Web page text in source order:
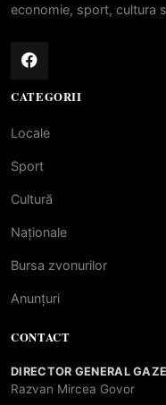
economie, sport, cultura
CATEGORII
Locale
Sport
Cultură
Naționale
Bursa zvonurilor
Anunțuri
CONTACT
DIRECTOR GENERAL
Razvan Mircea Govor